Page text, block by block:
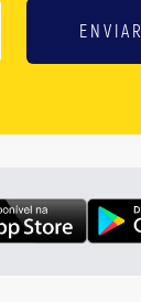
ENVIAR